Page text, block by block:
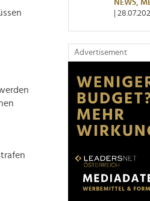
NEWS,
|
Advertisement